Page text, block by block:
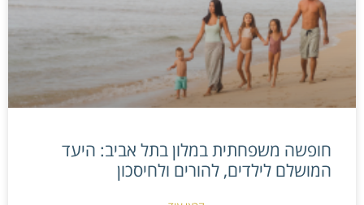
חופשה משפחתית במלון בתל אביב: היעד
המושלם לילדים, להורים ולחיסכון